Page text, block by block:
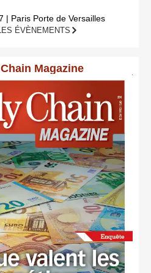
| Paris Porte de Versailles
ÉVÈNEMENTS
Magazine